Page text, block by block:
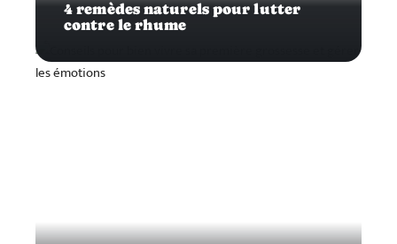
4 remèdes naturels pour lutter
contre le rhume